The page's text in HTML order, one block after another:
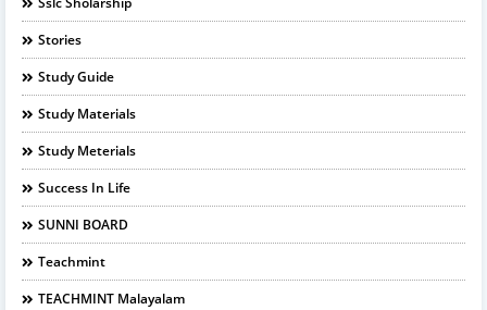
Stories
Study Guide
Study Materials
Study Meterials
Success In Life
SUNNI BOARD
Teachmint
TEACHMINT Malayalam